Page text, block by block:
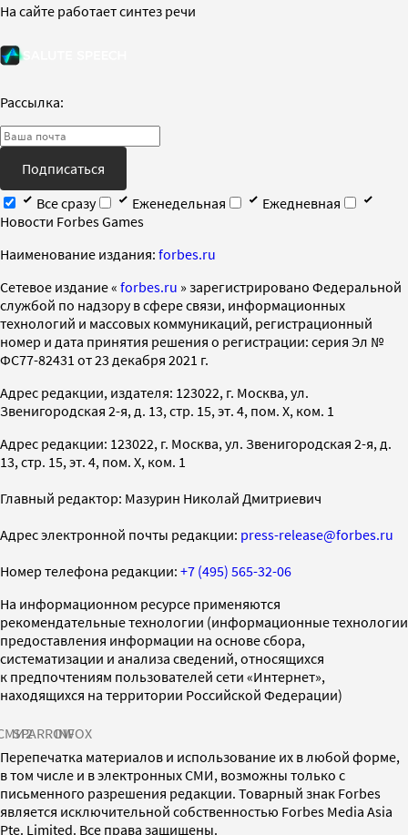
На сайте работает синтез речи
Рассылка:
Подписаться
Все сразу
Еженедельная
Ежедневная
Новости Forbes Games
Наименование издания: forbes.ru
Cетевое издание « forbes.ru » зарегистрировано Федеральной
службой по надзору в сфере связи, информационных
технологий и массовых коммуникаций, регистрационный
номер и дата принятия решения о регистрации: серия Эл №
ФС77-82431 от 23 декабря 2021 г.
Адрес редакции, издателя: 123022, г. Москва, ул.
Звенигородская 2-я, д. 13, стр. 15, эт. 4, пом. X, ком. 1
Адрес редакции: 123022, г. Москва, ул. Звенигородская 2-я, д.
13, стр. 15, эт. 4, пом. X, ком. 1
Главный редактор: Мазурин Николай Дмитриевич
Адрес электронной почты редакции: press-release@forbes.ru
Номер телефона редакции: +7 (495) 565-32-06
На информационном ресурсе применяются
рекомендательные технологии (информационные технологии
предоставления информации на основе сбора,
систематизации и анализа сведений, относящихся
к предпочтениям пользователей сети «Интернет»,
находящихся на территории Российской Федерации)
SPARROWINFOX
Перепечатка материалов и использование их в любой форме,
в том числе и в электронных СМИ, возможны только с
письменного разрешения редакции. Товарный знак Forbes
является исключительной собственностью Forbes Media Asia
Pte. Limited. Все права защищены.